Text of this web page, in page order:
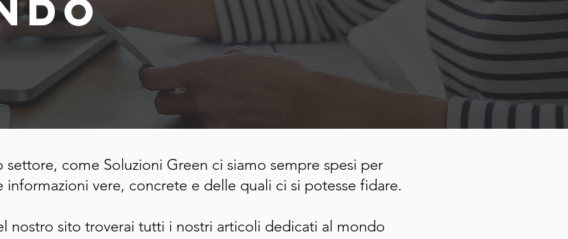
come Soluzioni Green ci siamo sempre spesi per
vere, concrete e delle quali ci si potesse fidare.
nostro sito troverai tutti i nostri articoli dedicati al mondo